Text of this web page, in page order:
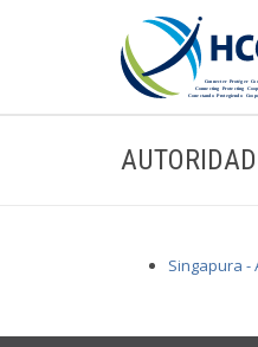
Singapura -